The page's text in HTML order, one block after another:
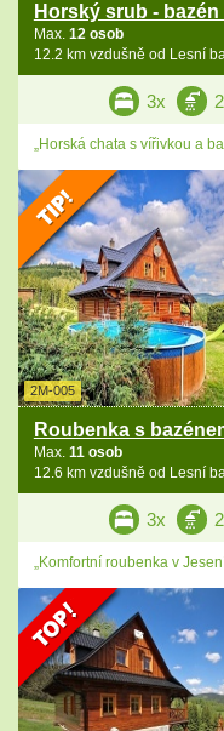
Horský srub -
Max. 12 osob
12.2 km vzdušně od Lesní
3x
„Horská chata s vířivkou a
2M-005
Roubenka s
Max. 11 osob
12.6 km vzdušně od Lesní
3x
„Komfortní roubenka v